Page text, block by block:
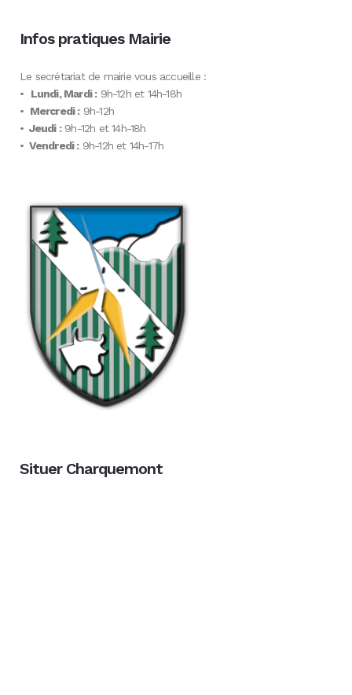
Infos pratiques Mairie
Le secrétariat de mairie vous accueille :
• Lundi, Mardi :9h-12h et 14h-18h
• Mercredi :9h-12h
• Jeudi :9h-12h et 14h-18h
• Vendredi :9h-12h et 14h-17h
Situer Charquemont